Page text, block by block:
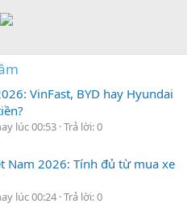
VinFast, BYD hay Hyundai
lúc 00:53 Trả lời: 0
Nam 2026: Tính đủ từ mua xe
lúc 00:24 Trả lời: 0